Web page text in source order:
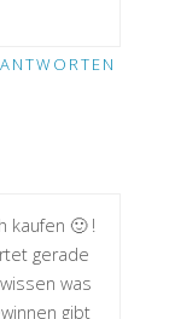
ANTWORTEN
kaufen 🙂 !
gerade
was
gibt